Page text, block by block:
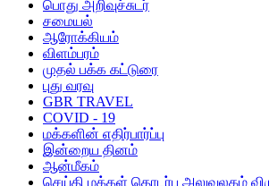
பொது அறிவுச்சுடர்
சமையல்
ஆரோக்கியம்
விளம்பரம்
முதல் பக்க கட்டுரை
புது வரவு
GBR TRAVEL
COVID - 19
மக்களின் எதிர்பார்ப்பு
இன்றைய தினம்
ஆன்மீகம்
செய்தி மக்கள் தொடர்பு அலுவலகம்